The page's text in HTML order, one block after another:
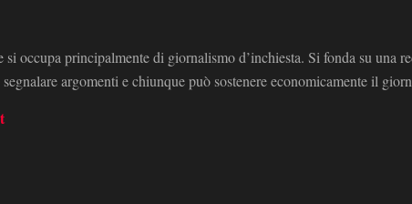
occupa principalmente di giornalismo d’inchiesta. Si fonda su una
argomenti e chiunque può sostenere economicamente il